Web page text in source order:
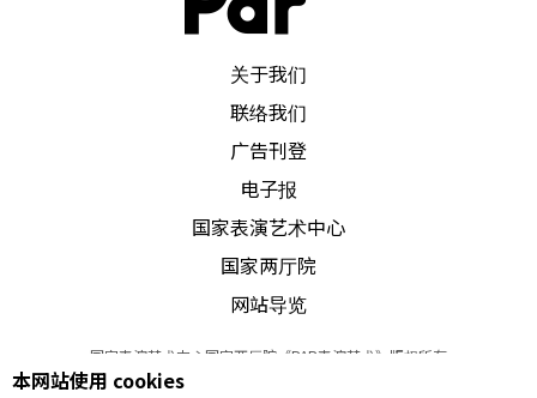
挑战。首要是认清并面对眼前你的观众，而不是一
步就想国际化，了解如何寻找自己及他人所关心的
事物，融入更多社会观察与人性剖析，针对未来个
人与社会多点想像、关怀与批判，感动并娱乐你我
眼前的观众，这样大剧院才有机会在这充满著社会
内在冲突与撕裂的时代大环境里，扮演起德国剧院
在十八、九世纪的角色，成为公共议题与分享感受
时代。
关于我们
联络我们
广告刊登
电子报
国家表演艺术中心
国家两厅院
网站导览
国家表演艺术中心国家两厅院《PAR表演艺术》版权所有
© 2022Performing arts redefined. All Rights Reserved
本网站使用 cookies